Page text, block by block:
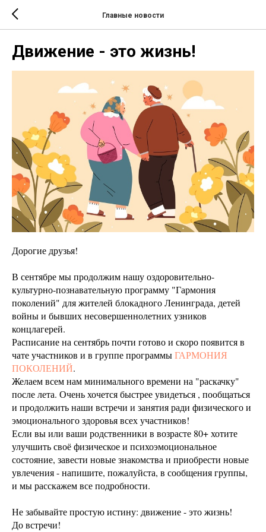
Главные новости
Движение - это жизнь!
Дорогие друзья!
В сентябре мы продолжим нашу оздоровительно-
культурно-познавательную программу "Гармония
поколений" для жителей блокадного Ленинграда, детей
войны и бывших несовершеннолетних узников
концлагерей.
Расписание на сентябрь почти готово и скоро появится в
чате участников и в группе программыГАРМОНИЯ
ПОКОЛЕНИЙ.
Желаем всем нам минимального времени на "раскачку"
после лета. Очень хочется быстрее увидеться , пообщаться
и продолжить наши встречи и занятия ради физического и
эмоционального здоровья всех участников!
Если вы или ваши родственники в возрасте 80+ хотите
улучшить своё физическое и психоэмоциональное
состояние, завести новые знакомства и приобрести новые
увлечения - напишите, пожалуйста, в сообщения группы,
и мы расскажем все подробности.
Не забывайте простую истину: движение - это жизнь!
До встречи!